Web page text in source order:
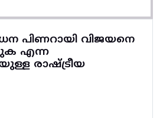
പിണറായി വിജയനെ
എന്ന
രാഷ്ട്രീയ